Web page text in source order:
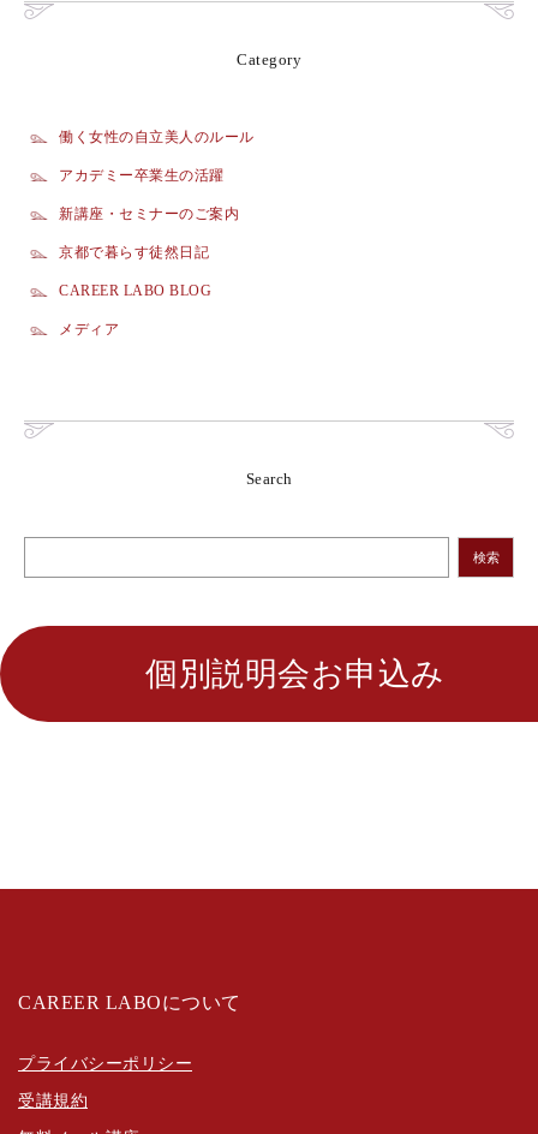
Category
働く女性の自立美人のルール
アカデミー卒業生の活躍
新講座・セミナーのご案内
京都で暮らす徒然日記
CAREER LABO BLOG
メディア
Search
検索
個別説明会お申込み
CAREER LABOについて
プライバシーポリシー
受講規約